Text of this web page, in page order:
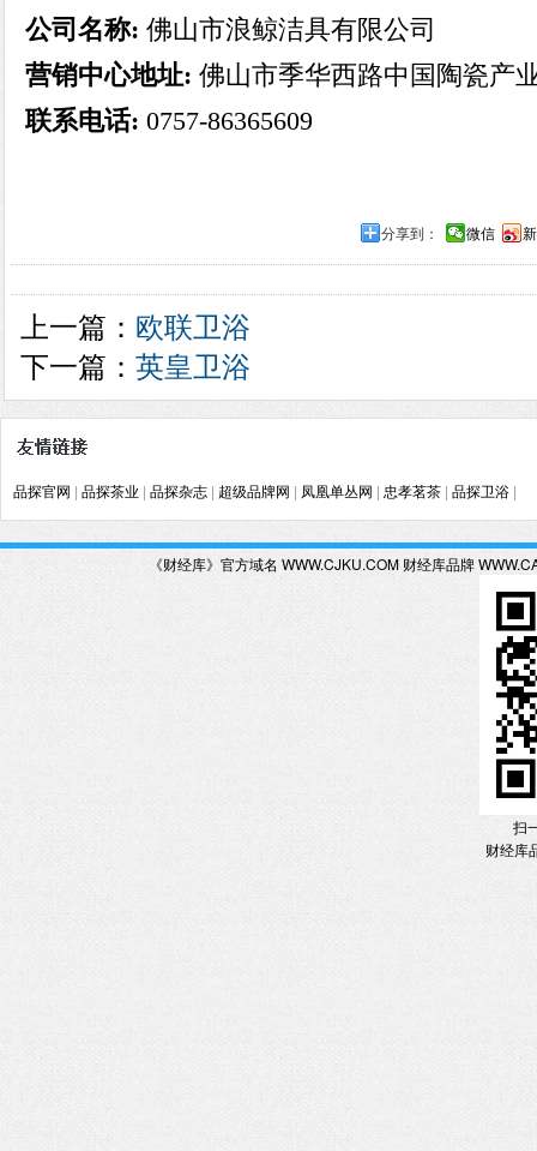
公司名称: 佛山市浪鲸洁具有限公司
营销中心地址: 佛山市季华西路中国陶瓷产
联系电话: 0757-86365609
分享到： 微信
上一篇： 欧联卫浴
下一篇： 英皇卫浴
品探官网 品探茶业 品探杂志 超级品牌网 凤凰单丛网 忠孝茗茶 品探卫浴
《财经库》官方域名 WWW.CJKU.COM 财经库品牌
扫
财经库